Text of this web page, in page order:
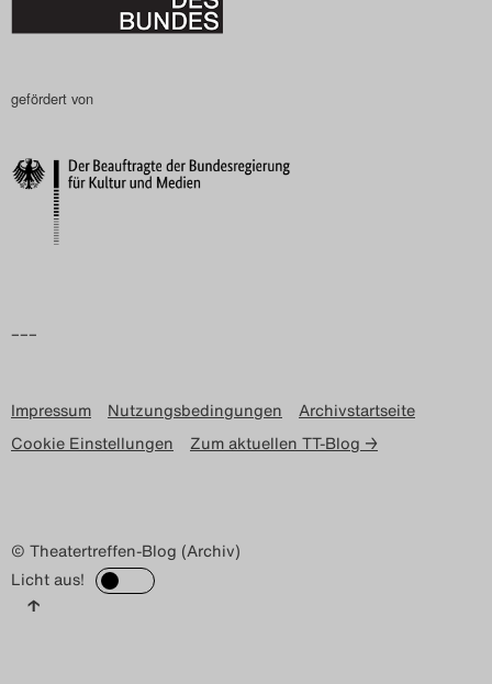
Das Theatertreffen-Blog
Nutzungsbedingungen
gefördert von
–––
Impressum Nutzungsbedingungen
Archivstartseite
Cookie Einstellungen
Zum aktuellen TT-Blog →
© Theatertreffen-Blog (Archiv)
Licht aus!
↑